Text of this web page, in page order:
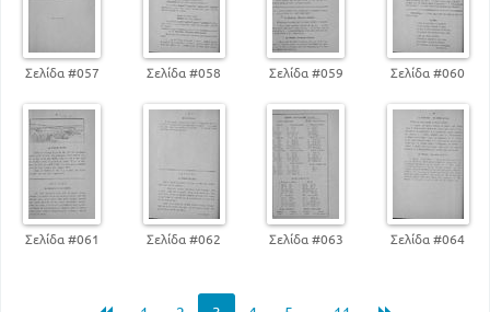
Σελίδα #057 Σελίδα #058 Σελίδα #059 Σελίδα #060
Σελίδα #061 Σελίδα #062 Σελίδα #063 Σελίδα #064